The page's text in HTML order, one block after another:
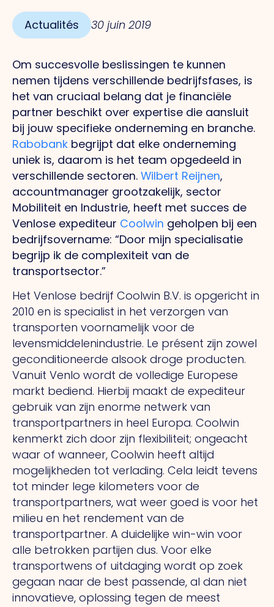
Actualités 30 juin 2019
Om succesvolle beslissingen te kunnen
nemen tijdens verschillende bedrijfsfases, is
het van cruciaal belang dat je financiële
partner beschikt over expertise die aansluit
bij jouw specifieke onderneming en branche.
Rabobank begrijpt dat elke onderneming
uniek is, daarom is het team opgedeeld in
verschillende sectoren. Wilbert Reijnen,
accountmanager grootzakelijk, sector
Mobiliteit en Industrie, heeft met succes de
Venlose expediteur Coolwin geholpen bij een
bedrijfsovername: “Door mijn specialisatie
begrijp ik de complexiteit van de
transportsector.”
Het Venlose bedrijf Coolwin B.V. is opgericht in
2010 en is specialist in het verzorgen van
transporten voornamelijk voor de
levensmiddelenindustrie. Le présent zijn zowel
geconditioneerde alsook droge producten.
Vanuit Venlo wordt de volledige Europese
markt bediend. Hierbij maakt de expediteur
gebruik van zijn enorme netwerk van
transportpartners in heel Europa. Coolwin
kenmerkt zich door zijn flexibiliteit; ongeacht
waar of wanneer, Coolwin heeft altijd
mogelijkheden tot verlading. Cela leidt tevens
tot minder lege kilometers voor de
transportpartners, wat weer goed is voor het
milieu en het rendement van de
transportpartner. A duidelijke win-win voor
alle betrokken partijen dus. Voor elke
transportwens of uitdaging wordt op zoek
gegaan naar de best passende, al dan niet
innovatieve, oplossing tegen de meest